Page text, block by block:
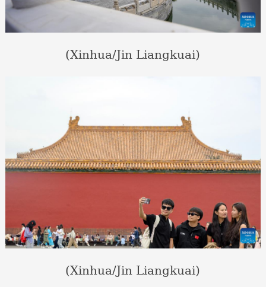
(Xinhua/Jin Liangkuai)
(Xinhua/Jin Liangkuai)